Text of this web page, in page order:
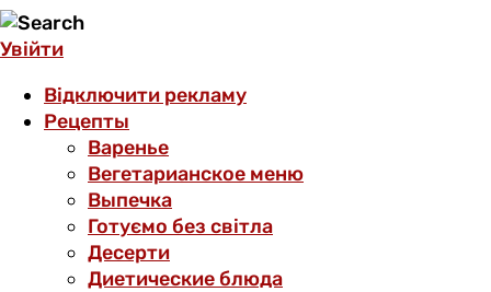
Увійти
Відключити рекламу
Рецепты
Варенье
Вегетарианское меню
Выпечка
Готуємо без світла
Десерти
Диетические блюда